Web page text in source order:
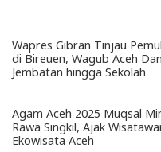
Wapres Gibran Tinjau
di Bireuen, Wagub Aceh
Jembatan hingga Sekolah
Agam Aceh 2025 Muqsal
Rawa Singkil, Ajak
Ekowisata Aceh